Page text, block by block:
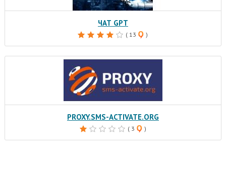
ЧАТ GPT
( 13 )
PROXY.SMS-ACTIVATE.ORG
( 3 )